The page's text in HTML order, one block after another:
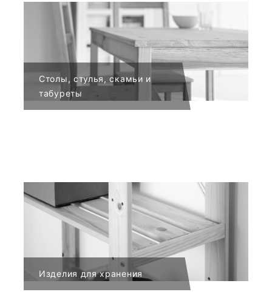
Столы, стулья, скамьи и
табуреты
Изделия для хранения